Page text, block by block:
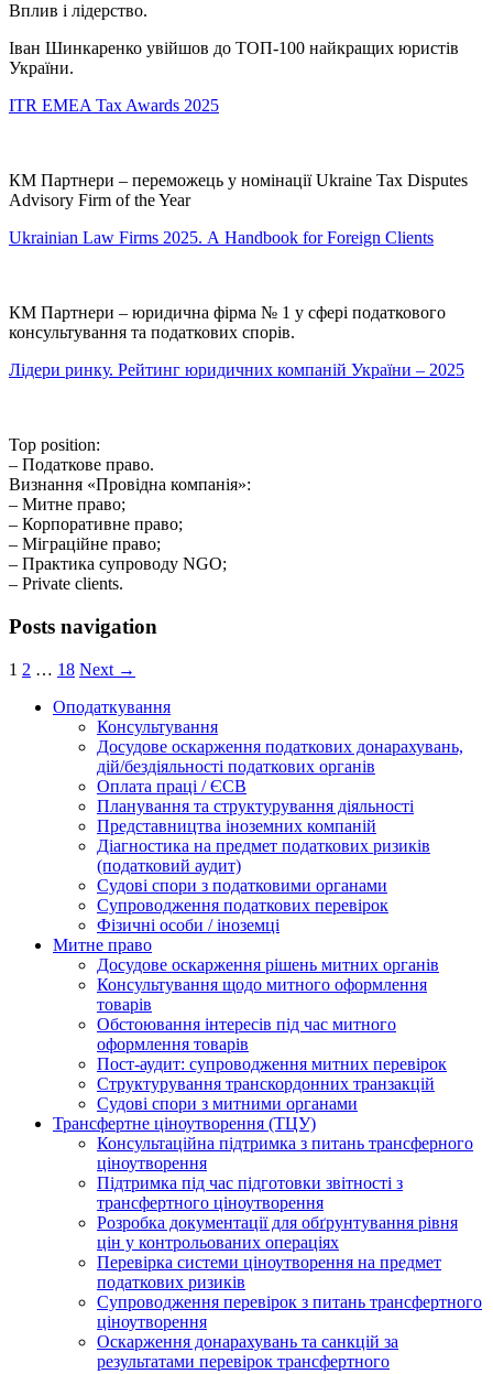
Вплив і лідерство.
Іван Шинкаренко увійшов до ТОП-100 найкращих юристів
України.
ITR EMEA Tax Awards 2025
КМ Партнери – переможець у номінації Ukraine Tax Disputes
Advisory Firm of the Year
Ukrainian Law Firms 2025. А Handbook for Foreign Clients
КМ Партнери – юридична фірма № 1 у сфері податкового
консультування та податкових спорів.
Лідери ринку. Рейтинг юридичних компаній України – 2025
Top position:
– Податкове право.
Визнання «Провідна компанія»:
– Митне право;
– Корпоративне право;
– Міграційне право;
– Практика супроводу NGO;
– Private clients.
Posts navigation
1 2 … 18 Next →
Оподаткування
Консультування
Досудове оскарження податкових донарахувань,
дій/бездіяльності податкових органів
Оплата праці / ЄСВ
Планування та структурування діяльності
Представництва іноземних компаній
Діагностика на предмет податкових ризиків
(податковий аудит)
Судові спори з податковими органами
Супроводження податкових перевірок
Фізичні особи / іноземці
Митне право
Досудове оскарження рішень митних органів
Консультування щодо митного оформлення
товарів
Обстоювання інтересів під час митного
оформлення товарів
Пост-аудит: супроводження митних перевірок
Структурування транскордонних транзакцій
Судові спори з митними органами
Трансфертне ціноутворення (ТЦУ)
Консультаційна підтримка з питань трансферного
ціноутворення
Підтримка під час підготовки звітності з
трансфертного ціноутворення
Розробка документації для обґрунтування рівня
цін у контрольованих операціях
Перевірка системи ціноутворення на предмет
податкових ризиків
Супроводження перевірок з питань трансфертного
ціноутворення
Оскарження донарахувань та санкцій за
результатами перевірок трансфертного